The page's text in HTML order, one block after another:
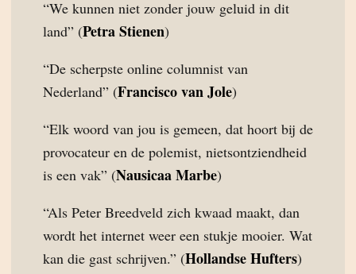
“We kunnen niet zonder jouw geluid in dit
land” (Petra Stienen)
“De scherpste online columnist van
Nederland” (Francisco van Jole)
“Elk woord van jou is gemeen, dat hoort bij de
provocateur en de polemist, nietsontziendheid
is een vak” (Nausicaa Marbe)
“Als Peter Breedveld zich kwaad maakt, dan
wordt het internet weer een stukje mooier. Wat
kan die gast schrijven.” (Hollandse Hufters)